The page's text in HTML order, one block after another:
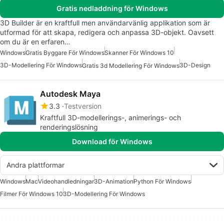
Gratis nedladdning för Windows
3D Builder är en kraftfull men användarvänlig applikation som är
utformad för att skapa, redigera och anpassa 3D-objekt. Oavsett
om du är en erfaren…
WindowsGratis Byggare För WindowsSkanner För Windows 10
3D-Modellering För WindowsGratis 3d Modellering För Windows3D-Design
Autodesk Maya
3.3 Testversion
Kraftfull 3D-modellerings-, animerings- och
renderingslösning
Download för Windows
Andra plattformar
WindowsMacVideohandledningar3D-AnimationPython För Windows
Filmer För Windows 103D-Modellering För Windows